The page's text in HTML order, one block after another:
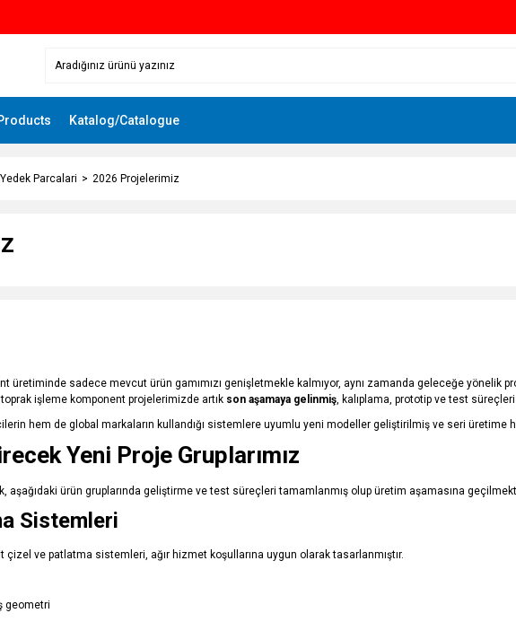
Katalog/Catalogue
Parcalari 2026 Projelerimiz
üretiminde sadece mevcut ürün gamımızı genişletmekle kalmıyor, aynı zamanda geleceğe yönelik
toprak işleme komponent projelerimizde artık son aşamaya gelinmiş, kalıplama, prototip ve test süreçleri
hem de global markaların kullandığı sistemlere uyumlu yeni modeller geliştirilmiş ve seri üretime
Yeni Proje Gruplarımız
ürün gruplarında geliştirme ve test süreçleri tamamlanmış olup üretim aşamasına
Sistemleri
ve patlatma sistemleri, ağır hizmet koşullarına uygun olarak tasarlanmıştır.
geometri